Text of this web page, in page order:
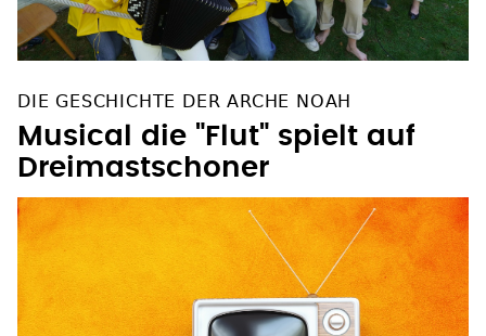
Musical die "Flut" spielt auf
Dreimastschoner